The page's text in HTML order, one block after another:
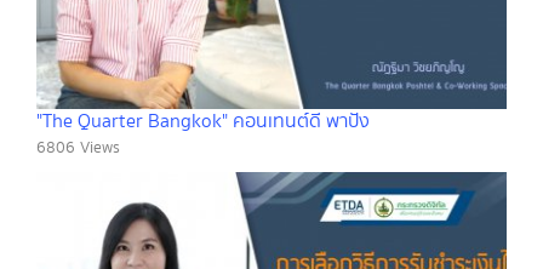
"The Quarter Bangkok" คอนเทนต์ดี พาปัง
6806 Views